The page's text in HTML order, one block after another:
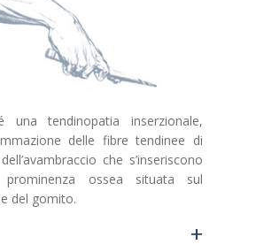
una tendinopatia inserzionale,
delle fibre tendinee di
che s’inseriscono
prominenza ossea situata sul
del gomito.
+